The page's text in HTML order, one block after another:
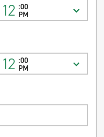
12 :00
PM
12 :00
PM